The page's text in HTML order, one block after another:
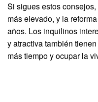
Si sigues estos
más elevado, y la
años. Los inquilinos
y atractiva también
más tiempo y ocupar la